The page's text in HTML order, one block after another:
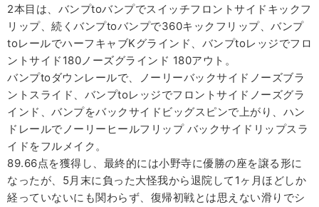
2本目は、バンプtoバンプでスイッチフロントサイドキックフ
リップ、続くバンプtoバンプで360キックフリップ、バンプ
toレールでハーフキャブKグラインド、バンプtoレッジでフロ
ントサイド180ノーズグラインド 180アウト。
バンプtoダウンレールで、ノーリーバックサイドノーズブラ
ントスライド、バンプtoレッジでフロントサイドノーズグラ
インド、バンプをバックサイドビッグスピンで上がり、ハン
ドレールでノーリーヒールフリップ バックサイドリップスラ
イドをフルメイク。
89.66点を獲得し、最終的には小野寺に優勝の座を譲る形に
なったが、5月末に負った大怪我から退院して1ヶ月ほどしか
経っていないにも関わらず、復帰初戦とは思えない滑りでシ